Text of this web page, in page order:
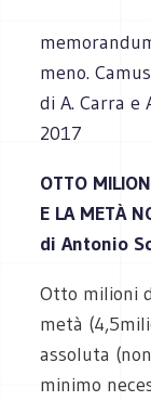
meno.
di A. Carra e
2017
OTTO
E LA METÀ
di Antonio
Otto milioni
metà
assoluta
minimo